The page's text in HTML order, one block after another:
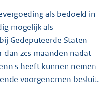
als bedoeld in
mogelijk als
Gedeputeerde Staten
dan zes maanden nadat
heeft kunnen nemen
voorgenomen besluit.